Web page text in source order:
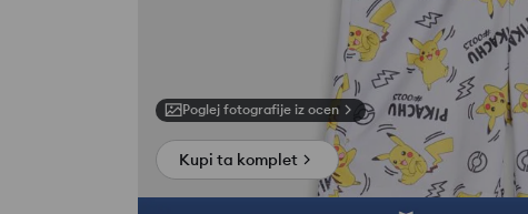
Poglej fotografije iz ocen
Kupi ta komplet